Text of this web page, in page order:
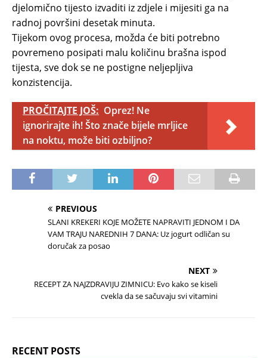
djelomično tijesto izvaditi iz zdjele i mijesiti ga na
radnoj površini desetak minuta.
Tijekom ovog procesa, možda će biti potrebno
povremeno posipati malu količinu brašna ispod
tijesta, sve dok se ne postigne neljepljiva
konzistencija.
PROČITAJTE JOŠ: Oprez! Ne
ignorirajte ih! Što znače bijele mrljice
na noktu, može biti ozbiljno?
PREVIOUS
SLANI KREKERI KOJE MOŽETE NAPRAVITI JEDNOM I DA
VAM TRAJU NAREDNIH 7 DANA: Uz jogurt odličan su
doručak za posao
NEXT
RECEPT ZA NAJZDRAVIJU ZIMNICU: Evo kako se kiseli
cvekla da se sačuvaju svi vitamini
RECENT POSTS